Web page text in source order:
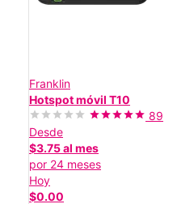
Franklin
Hotspot móvil T10
89
Desde
$3.75 al mes
por 24 meses
Hoy
$0.00